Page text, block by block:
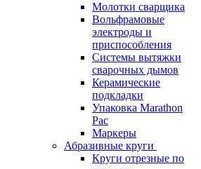
Молотки сварщика
Вольфрамовые
электроды и
приспособления
Системы вытяжки
сварочных дымов
Керамические
подкладки
Упаковка Marathon
Pac
Маркеры
Абразивные круги
Круги отрезные по